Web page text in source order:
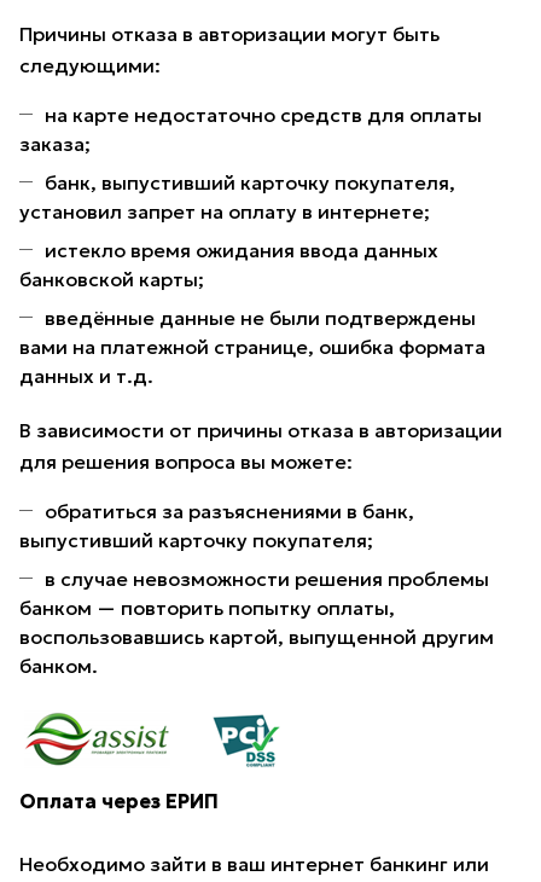
Причины отказа в авторизации могут быть
следующими:
на карте недостаточно средств для оплаты
заказа;
банк, выпустивший карточку покупателя,
установил запрет на оплату в интернете;
истекло время ожидания ввода данных
банковской карты;
введённые данные не были подтверждены
вами на платежной странице, ошибка формата
данных и т.д.
В зависимости от причины отказа в авторизации
для решения вопроса вы можете:
обратиться за разъяснениями в банк,
выпустивший карточку покупателя;
в случае невозможности решения проблемы
банком — повторить попытку оплаты,
воспользовавшись картой, выпущенной другим
банком.
Оплата через ЕРИП
Необходимо зайти в ваш интернет банкинг или